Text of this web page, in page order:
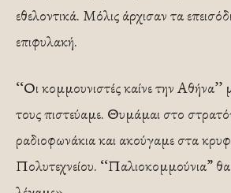
εθελοντικά. Μόλις άρχισαν τα
επιφυλακή.
‘‘Οι κομμουνιστές καίνε την Αθήνα’’
τους πιστεύαμε. Θυμάμαι στο
ραδιοφωνάκια και ακούγαμε στα
Πολυτεχνείου. ‘‘Παλιοκομμούνια”